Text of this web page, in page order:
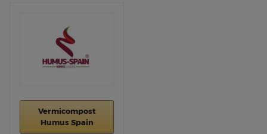
Vermicompost
Humus Spain